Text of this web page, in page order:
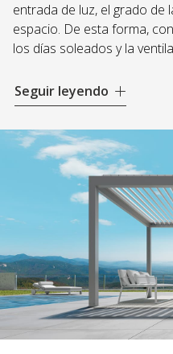
entrada de luz, el grado de
espacio. De esta forma,
los días soleados y la
Por si esto no fuese
bioclimáticaspuedes
energética y el máximo
Elige ahora tus pérgolas
colocarlas en tu jardín,
espacio exterior
Seguir leyendo